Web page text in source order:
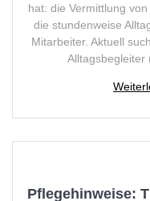
hat: die Vermittlung
die stundenweise
Mitarbeiter. Aktuell
Pflegehinweise: